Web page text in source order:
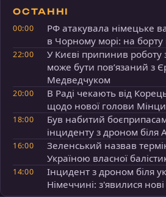
ОСТАННІ
00:00
РФ атакувала німецьке
в Чорному морі: на
22:00
У Києві припинив роботу
може бути пов’язаний з
Медведчуком
20:00
В Раді чекають від
щодо нової голови
18:00
Був набитий
інциденту з дроном біля
16:00
Зеленський назвав
Україною власної
14:00
Інцидент з дроном біля
Німеччині: з'явилися нові